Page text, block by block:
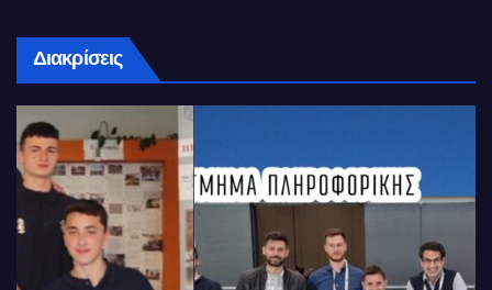
Διακρίσεις